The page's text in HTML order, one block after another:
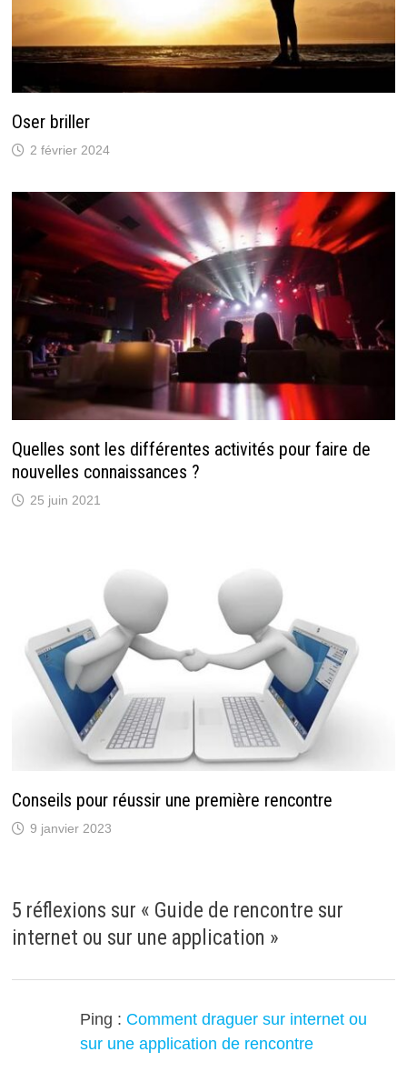
Oser briller
2 février 2024
Quelles sont les différentes activités pour faire de
nouvelles connaissances ?
25 juin 2021
Conseils pour réussir une première rencontre
9 janvier 2023
5 réflexions sur « Guide de rencontre sur
internet ou sur une application »
Ping : Comment draguer sur internet ou
sur une application de rencontre